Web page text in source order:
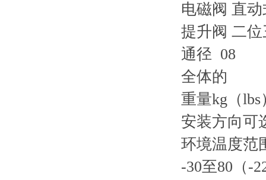
电磁阀 直动
提升阀 二
通径 08
全体的
重量kg（lbs
安装方向可
环境温度范
-30至80（-